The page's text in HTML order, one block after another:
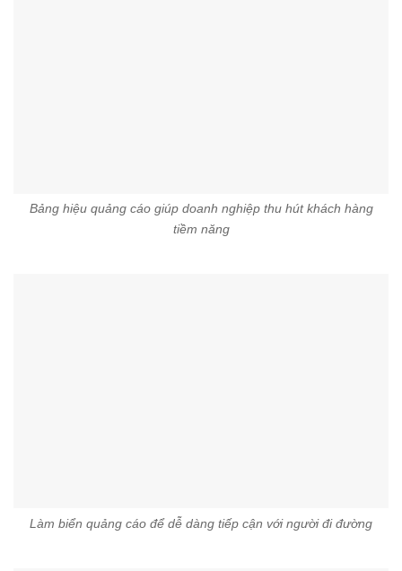
Bảng hiệu quảng cáo giúp doanh nghiệp thu hút khách hàng
tiềm năng
Làm biển quảng cáo để dễ dàng tiếp cận với người đi đường